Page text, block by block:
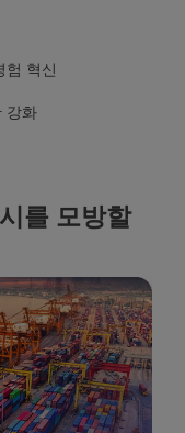
험 혁신
강화
를 모방할